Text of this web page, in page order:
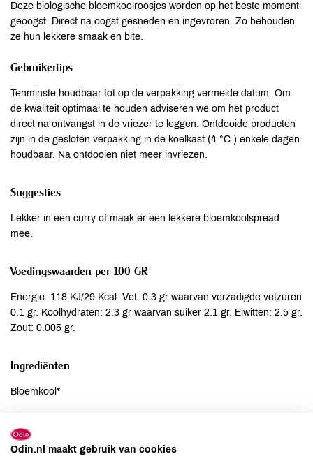
Deze biologische bloemkoolroosjes worden op het beste moment
geoogst. Direct na oogst gesneden en ingevroren. Zo behouden
ze hun lekkere smaak en bite.
Gebruikertips
Tenminste houdbaar tot op de verpakking vermelde datum. Om
de kwaliteit optimaal te houden adviseren we om het product
direct na ontvangst in de vriezer te leggen. Ontdooide producten
zijn in de gesloten verpakking in de koelkast (4 °C ) enkele dagen
houdbaar. Na ontdooien niet meer invriezen.
Suggesties
Lekker in een curry of maak er een lekkere bloemkoolspread
mee.
Voedingswaarden per 100 GR
Energie: 118 KJ/29 Kcal. Vet: 0.3 gr waarvan verzadigde vetzuren
0.1 gr. Koolhydraten: 2.3 gr waarvan suiker 2.1 gr. Eiwitten: 2.5 gr.
Zout: 0.005 gr.
Ingrediënten
Bloemkool*
Allergenen
Odin.nl maakt gebruik van cookies